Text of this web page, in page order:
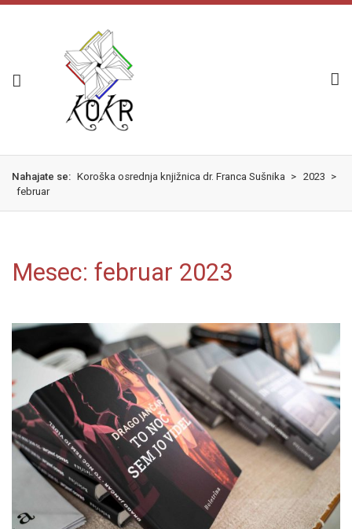
Skok
izjava
Nahajate se: Koroška osrednja knjižnica dr. Franca Sušnika > 2023 >
februar
Mesec: februar 2023